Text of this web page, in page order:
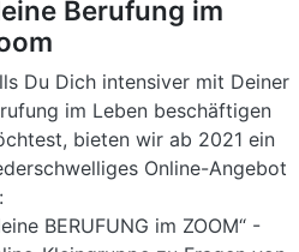
Berufung im
Du Dich intensiver mit Deiner
im Leben beschäftigen
bieten wir ab 2021 ein
Online-Angebot
BERUFUNG im ZOOM“ -